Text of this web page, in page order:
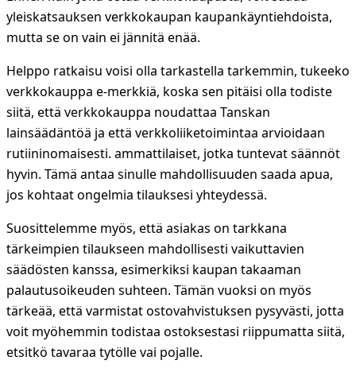
yleiskatsauksen verkkokaupan kaupankäyntiehdoista,
mutta se on vain ei jännitä enää.
Helppo ratkaisu voisi olla tarkastella tarkemmin, tukeeko
verkkokauppa e-merkkiä, koska sen pitäisi olla todiste
siitä, että verkkokauppa noudattaa Tanskan
lainsäädäntöä ja että verkkoliiketoimintaa arvioidaan
rutiininomaisesti. ammattilaiset, jotka tuntevat säännöt
hyvin. Tämä antaa sinulle mahdollisuuden saada apua,
jos kohtaat ongelmia tilauksesi yhteydessä.
Suosittelemme myös, että asiakas on tarkkana
tärkeimpien tilaukseen mahdollisesti vaikuttavien
säädösten kanssa, esimerkiksi kaupan takaaman
palautusoikeuden suhteen. Tämän vuoksi on myös
tärkeää, että varmistat ostovahvistuksen pysyvästi, jotta
voit myöhemmin todistaa ostoksestasi riippumatta siitä,
etsitkö tavaraa tytölle vai pojalle.